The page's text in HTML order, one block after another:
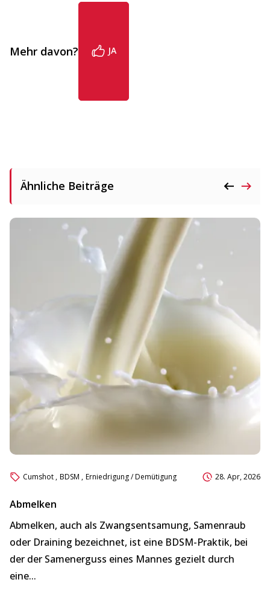
Mehr davon? JA
Ähnliche Beiträge
Cumshot , BDSM , Erniedrigung / Demütigung 28. Apr, 2026
Abmelken
Abmelken, auch als Zwangsentsamung, Samenraub
oder Draining bezeichnet, ist eine BDSM-Praktik, bei
der der Samenerguss eines Mannes gezielt durch
eine...